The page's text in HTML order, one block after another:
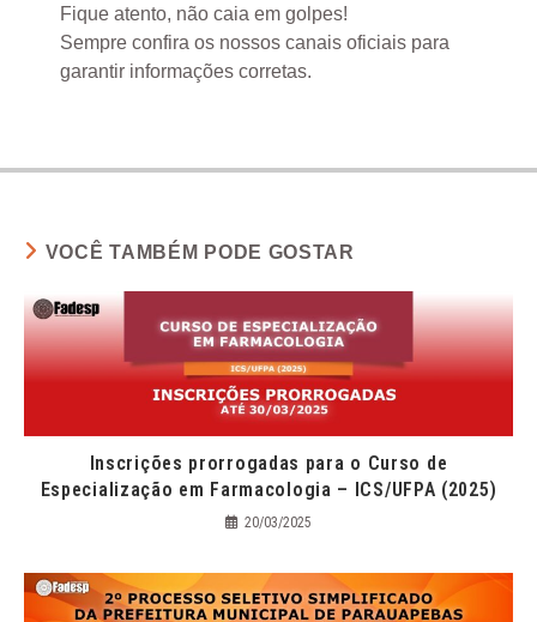
Fique atento, não caia em golpes!
Sempre confira os nossos canais oficiais para
garantir informações corretas.
VOCÊ TAMBÉM PODE GOSTAR
Inscrições prorrogadas para o Curso de
Especialização em Farmacologia – ICS/UFPA (2025)
20/03/2025